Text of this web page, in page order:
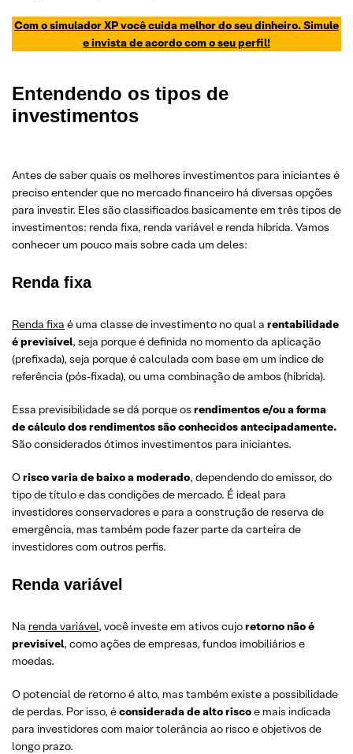
Com o simulador XP você cuida melhor do seu dinheiro. Simule
e invista de acordo com o seu perfil!
Entendendo os tipos de
investimentos
Antes de saber quais os melhores investimentos para iniciantes é
preciso entender que no mercado financeiro há diversas opções
para investir. Eles são classificados basicamente em três tipos de
investimentos: renda fixa, renda variável e renda híbrida. Vamos
conhecer um pouco mais sobre cada um deles:
Renda fixa
Renda fixa é uma classe de investimento no qual a rentabilidade
é previsível, seja porque é definida no momento da aplicação
(prefixada), seja porque é calculada com base em um índice de
referência (pós-fixada), ou uma combinação de ambos (híbrida).
Essa previsibilidade se dá porque os rendimentos e/ou a forma
de cálculo dos rendimentos são conhecidos antecipadamente.
São considerados ótimos investimentos para iniciantes.
Orisco varia de baixo a moderado, dependendo do emissor, do
tipo de título e das condições de mercado. É ideal para
investidores conservadores e para a construção de reserva de
emergência, mas também pode fazer parte da carteira de
investidores com outros perfis.
Renda variável
Na renda variável, você investe em ativos cujoretorno não é
previsível, como ações de empresas, fundos imobiliários e
moedas.
O potencial de retorno é alto, mas também existe a possibilidade
de perdas. Por isso, éconsiderada de alto riscoe mais indicada
para investidores com maior tolerância ao risco e objetivos de
longo prazo.